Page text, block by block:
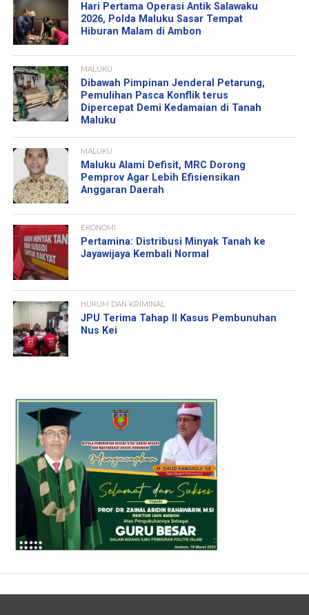
Hari Pertama Operasi Antik Salawaku
2026, Polda Maluku Sasar Tempat
Hiburan Malam di Ambon
MALUKU
Dibawah Pimpinan Jenderal Petarung,
Pemulihan Pasca Konflik terus
Dipercepat Demi Kedamaian di Tanah
Maluku
MALUKU
Maluku Alami Defisit, MRC Dorong
Pemprov Agar Lebih Efisiensikan
Anggaran Daerah
EKONOMI
Pertamina: Distribusi Minyak Tanah ke
Jayawijaya Kembali Normal
HUKUM DAN KRIMINAL
JPU Terima Tahap II Kasus Pembunuhan
Nus Kei